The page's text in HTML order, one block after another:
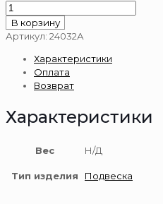
Количество
товара
Подвеска-
золотая
пробы
В корзину
Артикул: 24032А
Характеристики
Оплата
Возврат
Характеристики
Вес Н/Д
Тип изделия Подвеска